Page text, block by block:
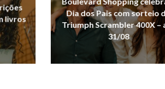
livros
Dia dos Pais com sorteio
Triumph Scrambler 400X –
31/08